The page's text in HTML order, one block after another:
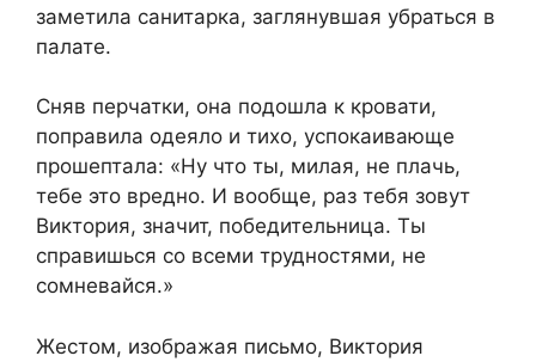
заметила санитарка, заглянувшая убраться в
палате.
Сняв перчатки, она подошла к кровати,
поправила одеяло и тихо, успокаивающе
прошептала: «Ну что ты, милая, не плачь,
тебе это вредно. И вообще, раз тебя зовут
Виктория, значит, победительница. Ты
справишься со всеми трудностями, не
сомневайся.»
Жестом, изображая письмо, Виктория